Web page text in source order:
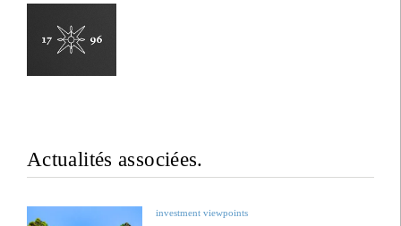
Actualités associées.
investment viewpoints